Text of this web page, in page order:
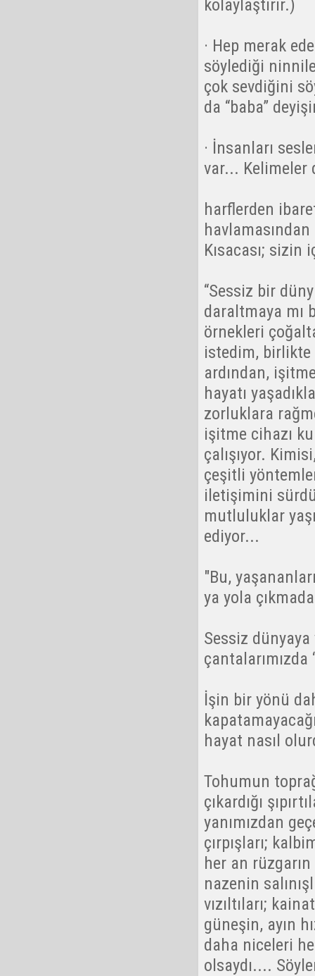
kolaylaştırır.)
· Hep merak
söylediği
çok sevdiğini
da “baba”
· İnsanları
var... Kelimeler
harflerden
Kısacası; sizin
“Sessiz bir
daraltmaya mı
örnekleri
istedim, birlikte
ardından,
hayatı
zorluklara
işitme cihazı
çalışıyor.
çeşitli
iletişimini
mutluluklar
ediyor...
"Bu,
ya yola
Sessiz
çantalarımızda
İşin bir yönü
hayat nasıl
Tohumun
çıkardığı
yanımızdan
çırpışları;
her an
nazenin
vızıltıları;
güneşin, ayın
daha niceleri
olsaydı....